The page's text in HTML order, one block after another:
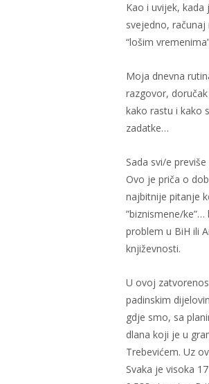
Kao i uvijek,
svejedno,
“lošim
Moja dnevna
razgovor,
kako rastu i kako
zadatke…
Sada svi/e
Ovo je priča o
najbitnije pitanje
”biznismene/
problem u BiH ili
književnosti.
U ovoj
padinskim
gdje smo, sa
dlana koji je u
Trebevićem. Uz
Svaka je visoka